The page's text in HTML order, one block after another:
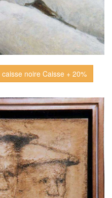
noire Caisse + 20%